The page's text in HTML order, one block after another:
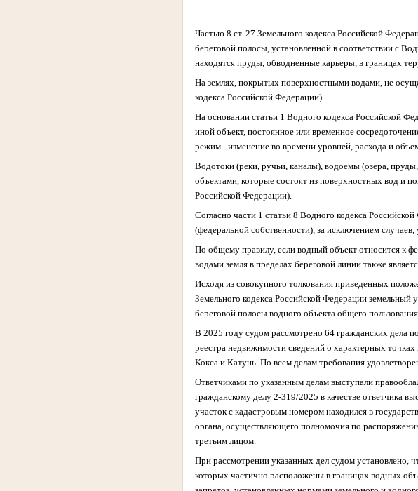
Частью 8 ст. 27 Земельного кодекса Российской
береговой полосы, установленной в соответствии с
находятся пруды, обводненные карьеры, в границах
На землях, покрытых поверхностными водами, не
кодекса Российской Федерации).
На основании статьи 1 Водного кодекса Российской
иной объект, постоянное или временное
режим - изменение во времени уровней, расхода и
Водотоки (реки, ручьи, каналы), водоемы (озера,
объектами, которые состоят из поверхностных вод и
Российской Федерации).
Согласно части 1 статьи 8 Водного кодекса
(федеральной собственности), за исключением
По общему правилу, если водный объект относится к
водами земля в пределах береговой линии также
Исходя из совокупного толкования приведенных
Земельного кодекса Российской Федерации
береговой полосы водного объекта общего пользования.
В 2025 году судом рассмотрено 64 гражданских дела
реестра недвижимости сведений о характерных
Кокса и Катунь. По всем делам требования
Ответчиками по указанным делам выступали
гражданскому делу 2-319/2025 в качестве ответчика
участок с кадастровым номером находился в
органа, осуществляющего полномочия по
третьим лицом.
При рассмотрении указанных дел судом установлено,
которых частично расположены в границах водных